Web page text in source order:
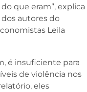
que eram”, explica
autores do
Leila
é insuficiente para
de violência nos
eles